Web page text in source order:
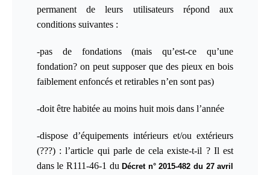
permanent de leurs utilisateursrépond aux
conditions suivantes :
-pas de fondations (mais qu’est-ce qu’une
fondation? on peut supposer que des pieux en bois
faiblement enfoncés et retirables n’en sont pas)
-doit être habitée au moins huit mois dans l’année
-dispose d’équipements intérieurs et/ouextérieurs
(???) : l’article qui parle de cela existe-t-il ? Il est
dans le R111-46-1 duDécret n° 2015-482 du 27 avril